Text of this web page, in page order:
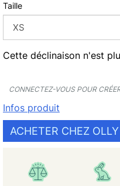
Taille
Cette déclinaison n'est
CONNECTEZ-VOUS POUR
Infos produit
ACHETER CHEZ